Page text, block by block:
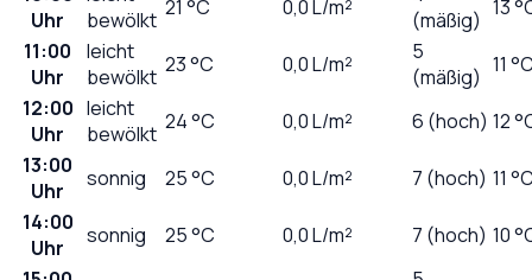
Uhr
bewölkt 21 °C 0,0L/m²
(mäßig) 13
11:00
Uhr
leicht
bewölkt 23°C 0,0L/m²
5
(mäßig) 11
12:00
Uhr
leicht
bewölkt 24°C 0,0L/m² 6 (hoch) 12
13:00
Uhr
sonnig 25°C 0,0L/m² 7 (hoch) 11
14:00
Uhr
sonnig 25°C 0,0L/m² 7 (hoch) 10